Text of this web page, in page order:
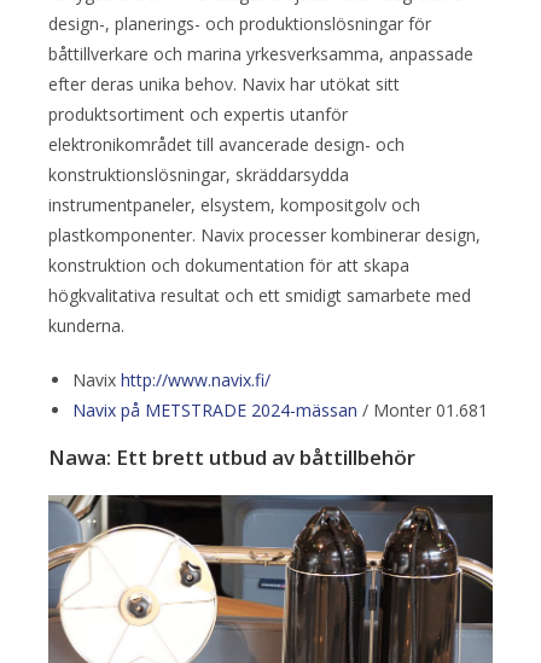
design-, planerings- och produktionslösningar för
båttillverkare och marina yrkesverksamma, anpassade
efter deras unika behov. Navix har utökat sitt
produktsortiment och expertis utanför
elektronikområdet till avancerade design- och
konstruktionslösningar, skräddarsydda
instrumentpaneler, elsystem, kompositgolv och
plastkomponenter. Navix processer kombinerar design,
konstruktion och dokumentation för att skapa
högkvalitativa resultat och ett smidigt samarbete med
kunderna.
Navix http://www.navix.fi/
Navix på METSTRADE 2024-mässan / Monter 01.681
Nawa: Ett brett utbud av båttillbehör